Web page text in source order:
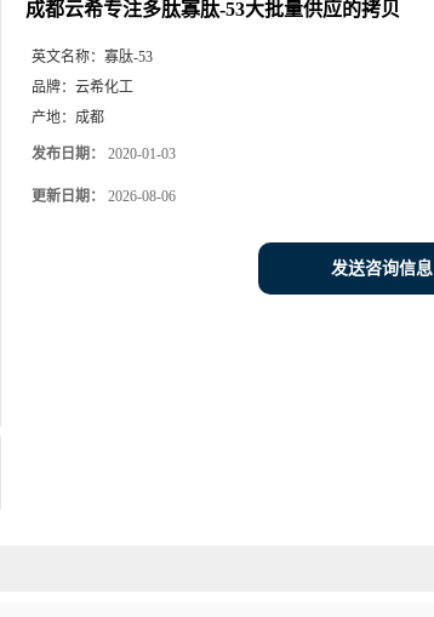
成都云希专注多肽寡肽-53大批量供应的拷贝
英文名称： 寡肽-53
品牌： 云希化工
产地： 成都
发布日期： 2020-01-03
更新日期： 2026-08-06
发送咨询信息